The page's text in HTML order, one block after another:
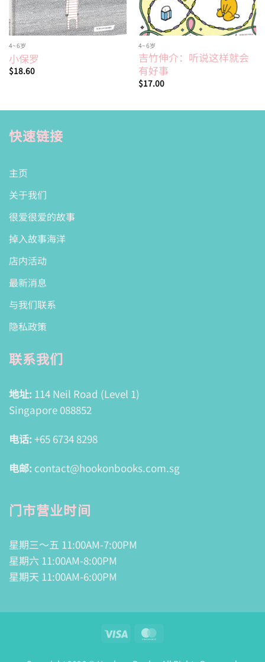
4~6岁
小保罗
$18.60
4~6岁
吉竹伸介：听说这样就会
有好事
$17.00
快速链接
主页
关于我们
很爱很爱的故事
掉入故事海洋
店内活动
最新消息
与我们联系
隐私政策
联系我们
地址: 114 Neil Road (Level 1)
Singapore 088852
电话: +65 6734 8298
电邮: contact@hookonbooks.com.sg
门市营业时间
星期三～五 11:00AM-7:00PM
星期六 11:00AM-8:00PM
星期天 11:00AM-6:00PM
Visa